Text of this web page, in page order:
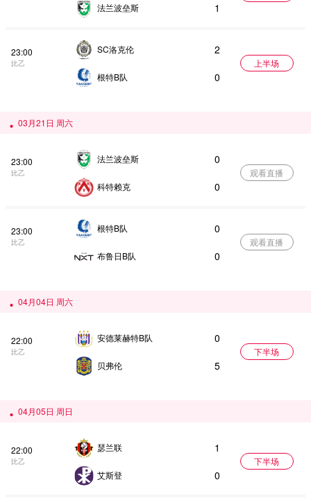
法兰波垒斯
1
23:00
比乙
SC洛克伦
根特B队
2
0
上半场
03月21日 周六
23:00
比乙
法兰波垒斯
科特赖克
0
0
观看直播
23:00
比乙
根特B队
布鲁日B队
0
0
观看直播
04月04日 周六
22:00
比乙
安德莱赫特B队
贝弗伦
0
5
下半场
04月05日 周日
22:00
比乙
瑟兰联
艾斯登
1
0
下半场